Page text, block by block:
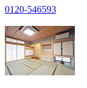
0120-546593